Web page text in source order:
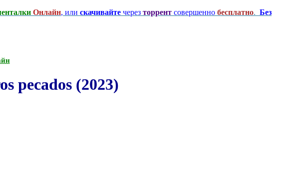
Онлайн, или скачивайте через торрент совершенно бесплатно. Без
pecados (2023)